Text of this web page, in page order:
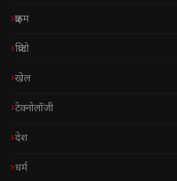
क्राइम
क्रिप्टो
खेल
टेक्नोलॉजी
देश
धर्म